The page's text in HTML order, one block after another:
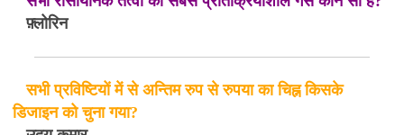
फ़्लोरिन
सभी प्रविष्टियों में से अन्तिम रुप से रुपया का चिह्न किसके
डिजाइन को चुना गया?